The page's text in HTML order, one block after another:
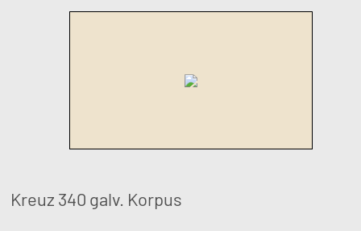
Kreuz 340 galv. Korpus